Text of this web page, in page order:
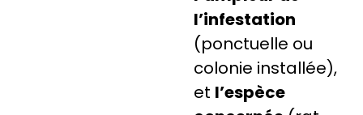
l’infestation
(ponctuelle ou
colonie installée),
et l’espèce